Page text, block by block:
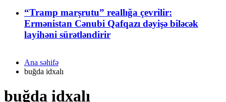
“Tramp marşrutu” reallığa çevrilir:
Ermənistan Cənubi Qafqazı dəyişə biləcək
layihəni sürətləndirir
Ana səhifə
buğda idxalı
buğda idxalı